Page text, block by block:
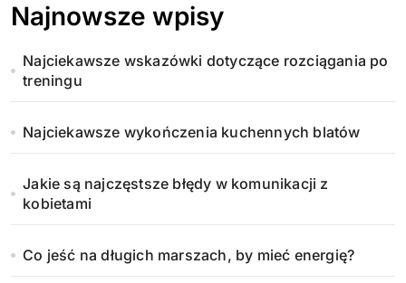
Najnowsze wpisy
Najciekawsze wskazówki dotyczące rozciągania po
treningu
Najciekawsze wykończenia kuchennych blatów
Jakie są najczęstsze błędy w komunikacji z
kobietami
Co jeść na długich marszach, by mieć energię?